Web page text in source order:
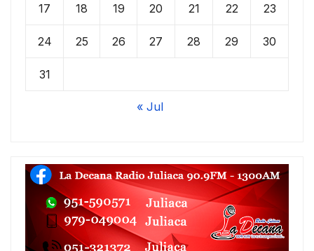
17 18 19 20 21 22 23
24 25 26 27 28 29 30
31
« Jul